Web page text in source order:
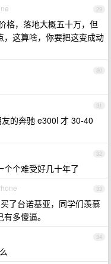
29
格，落地大概五十万，但
这算啥，你要把这变成动
30
31
的奔驰 e300l 才 30-40
32
个个难受好几十年了
33
了台诺基亚，同学们羡慕
多傻逼。
34